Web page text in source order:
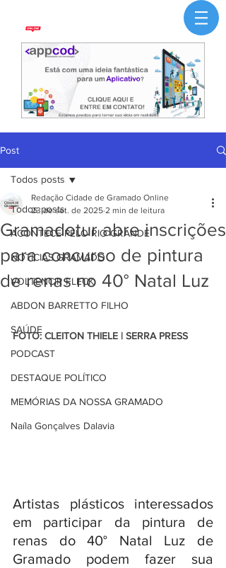
Post
Todos posts
ACONTECE PELO RIO GRANDE
NOTÍCIAS GRAMADO
VOLTENCIR FLECK
ABDON BARRETTO FILHO
SAÚDE
PODCAST
DESTAQUE POLÍTICO
MEMÓRIAS DA NOSSA GRAMADO
Naíla Gonçalves Dalavia
Todos posts
Gramadotur abre inscrições
para concurso de pintura
de renas no 40° Natal Luz
Redação Cidade de Gramado Online
23 de set. de 2025 2 min de leitura
FOTO: CLEITON THIELE | SERRA PRESS
Artistas plásticos interessados
em participar da pintura de
renas do 40° Natal Luz de
Gramado podem fazer sua